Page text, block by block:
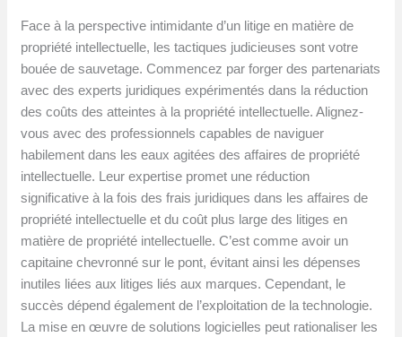
Face à la perspective intimidante d’un litige en matière de
propriété intellectuelle, les tactiques judicieuses sont votre
bouée de sauvetage. Commencez par forger des partenariats
avec des experts juridiques expérimentés dans la réduction
des coûts des atteintes à la propriété intellectuelle. Alignez-
vous avec des professionnels capables de naviguer
habilement dans les eaux agitées des affaires de propriété
intellectuelle. Leur expertise promet une réduction
significative à la fois des frais juridiques dans les affaires de
propriété intellectuelle et du coût plus large des litiges en
matière de propriété intellectuelle. C’est comme avoir un
capitaine chevronné sur le pont, évitant ainsi les dépenses
inutiles liées aux litiges liés aux marques. Cependant, le
succès dépend également de l’exploitation de la technologie.
La mise en œuvre de solutions logicielles peut rationaliser les